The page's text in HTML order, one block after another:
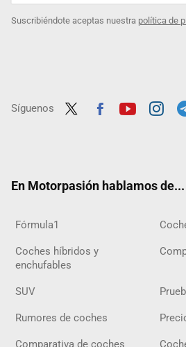
Suscribiéndote aceptas nuestra política de
Síguenos
En Motorpasión hablamos de...
Fórmula1
Coches híbridos y
enchufables
SUV
Rumores de coches
Comparativa de coches